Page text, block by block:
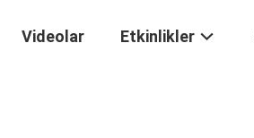
Videolar Etkinlikler